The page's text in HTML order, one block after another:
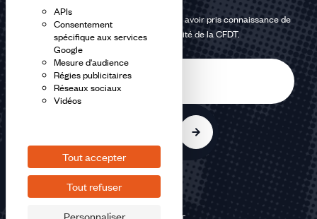
APIs
Consentement
spécifique aux services
Google
Mesure d'audience
Régies publicitaires
Réseaux sociaux
Vidéos
Tout accepter
Tout refuser
Personnaliser
En m'inscrivant à la newsletter, j'affirme avoir pris connaissance de
lapolitique de confidentialité de la CFDT.